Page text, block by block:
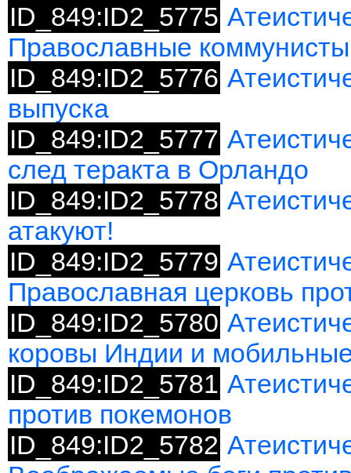
ID_849:ID2_5775
Православные
ID_849:ID2_5776
выпуска
ID_849:ID2_5777
след теракта в Орландо
ID_849:ID2_5778
атакуют!
ID_849:ID2_5779
Православная церковь
ID_849:ID2_5780
коровы Индии и
ID_849:ID2_5781
против покемонов
ID_849:ID2_5782